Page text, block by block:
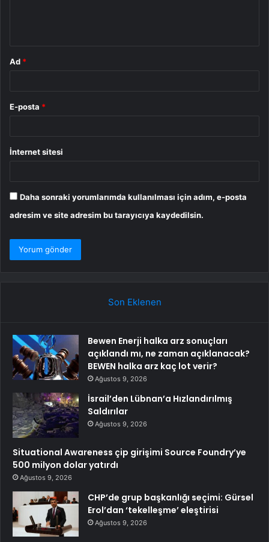
Ad *
E-posta *
İnternet sitesi
Daha sonraki yorumlarımda kullanılması için adım, e-posta
adresim ve site adresim bu tarayıcıya kaydedilsin.
Son Eklenen
Bewen Enerji halka arz sonuçları
açıklandı mı, ne zaman açıklanacak?
BEWEN halka arz kaç lot verir?
Ağustos 9, 2026
İsrail’den Lübnan’a Hızlandırılmış
Saldırılar
Ağustos 9, 2026
Situational Awareness çip girişimi Source Foundry’ye
500 milyon dolar yatırdı
Ağustos 9, 2026
CHP’de grup başkanlığı seçimi: Gürsel
Erol’dan ‘tekelleşme’ eleştirisi
Ağustos 9, 2026